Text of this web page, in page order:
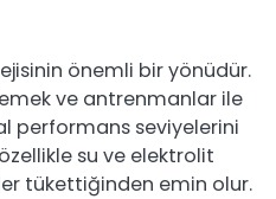
önemli bir yönüdür.
ve antrenmanlar ile
performans seviyelerini
su ve elektrolit
tükettiğinden emin olur.